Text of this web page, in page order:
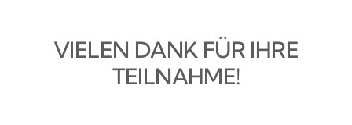
VIELEN DANK FÜR IHRE
TEILNAHME!